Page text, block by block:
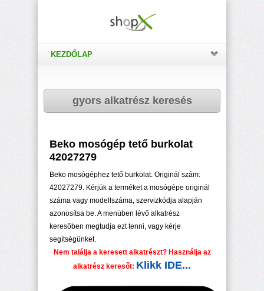
KEZDŐLAP
gyors alkatrész keresés
Beko mosógép tető burkolat
42027279
Beko mosógéphez tető burkolat. Originál szám:
42027279. Kérjük a terméket a mosógépe originál
száma vagy modellszáma, szervizkódja alapján
azonosítsa be. A menüben lévő alkatrész
keresőben megtudja ezt tenni, vagy kérje
segítségünket.
Nem találja a keresett alkatrészt? Használja az
alkatrész keresőt: Klikk IDE...